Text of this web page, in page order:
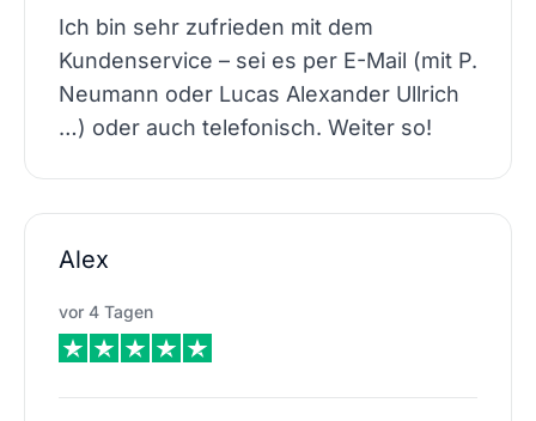
Ich bin sehr zufrieden mit dem
Kundenservice – sei es per E-Mail (mit P.
Neumann oder Lucas Alexander Ullrich
…) oder auch telefonisch. Weiter so!
Alex
vor 4 Tagen